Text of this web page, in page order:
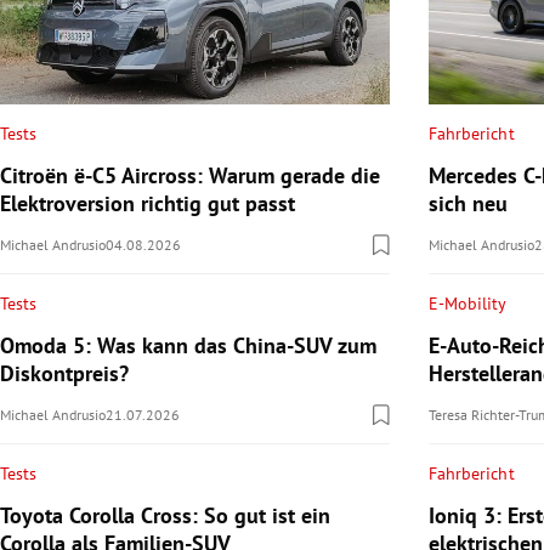
Tests
Citroën ë-C5 Aircross: Warum gerade die
Elektroversion richtig gut passt
Michael Andrusio04.08.2026
Tests
Omoda 5: Was kann das China-SUV zum
Diskontpreis?
Michael Andrusio21.07.2026
Tests
Toyota Corolla Cross: So gut ist ein
Corolla als Familien-SUV
Fahrbericht
Mercedes
sich neu
Michael Andrusio
E-Mobility
E-Auto-
Teresa Richter-
Fahrbericht
Ioniq 3: